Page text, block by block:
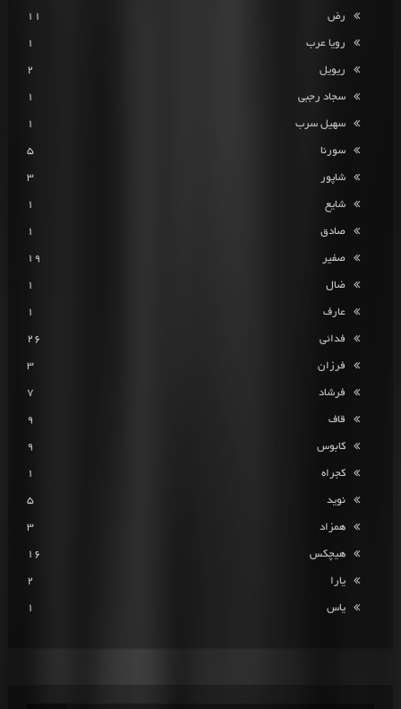
رض 11
رویا عرب 1
ریویل 2
سجاد رجبی 1
سهیل سرب 1
سورنا 5
شاپور 3
شایع 1
صادق 1
صفیر 19
ضال 1
عارف 1
فدائی 26
فرزان 3
فرشاد 7
قاف 9
کابوس 9
کجراه 1
نوید 5
همزاد 3
هیچکس 16
یارا 2
یاس 1